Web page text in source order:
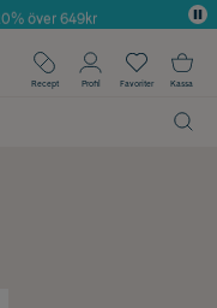
över 649kr
Recept Profil Favoriter Kassa